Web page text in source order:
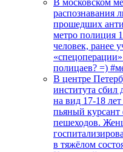
распознавания
прошедших
метро полиция
человек, ранее
полицаев? =)
В центре
института сбил
на вид 17-18
пьяный курсант
пешеходов.
в тяжёлом